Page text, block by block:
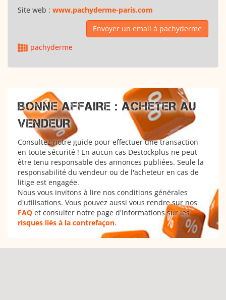
Site web : www.pachyderme-paris.com
Envoyer un email à pachyderme
pachyderme
BONNE AFFAIRE : ACHETER AU
VENDEUR
Consultez notre guide pour effectuer une transaction
en toute sécurité ! En aucun cas Destockplus ne peut
être tenu responsable des annonces publiées. Seule la
responsabilité du vendeur ou de l'acheteur en cas de
litige est engagée.
Nous vous invitons à lire nos conditions générales
d'utilisations. Vous pouvez aussi vous rendre sur nos
FAQ et consulter notre page d'informations sur les
risques liés à la contrefaçon.